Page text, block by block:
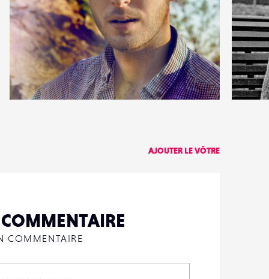
0
10
1
AJOUTER LE VÔTRE
COMMENTAIRE